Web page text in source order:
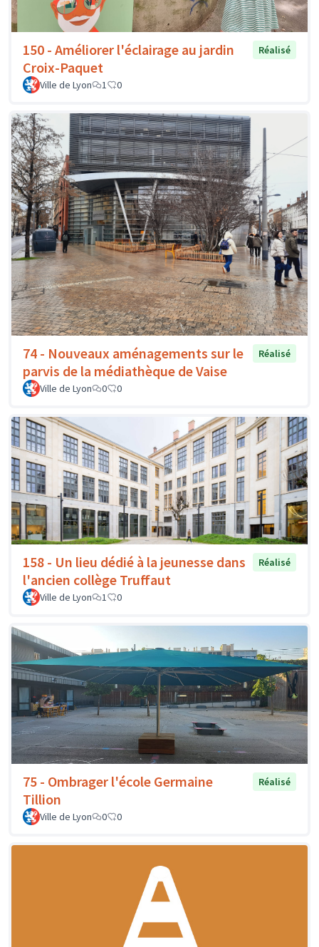
150 - Améliorer l'éclairage au jardin
Croix-Paquet
Réalisé
Ville de Lyon 1 0
74 - Nouveaux aménagements sur le
parvis de la médiathèque de Vaise
Réalisé
Ville de Lyon 0 0
158 - Un lieu dédié à la jeunesse dans
l'ancien collège Truffaut
Réalisé
Ville de Lyon 1 0
75 - Ombrager l'école Germaine
Tillion
Réalisé
Ville de Lyon 0 0